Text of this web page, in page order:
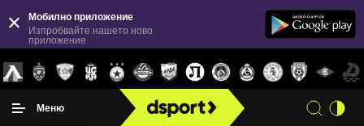
Мобилно приложение
Изпробвайте нашето ново
приложение
Меню